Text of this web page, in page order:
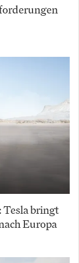
bringt
Europa